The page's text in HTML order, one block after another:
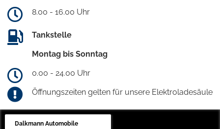
8.00 - 16.00 Uhr
Tankstelle
Montag bis Sonntag
0.00 - 24.00 Uhr
Öffnungszeiten gelten für unsere Elektroladesäule
Dalkmann Automobile